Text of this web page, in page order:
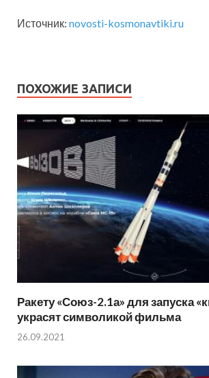
Источник: novosti-kosmonavtiki.ru
ПОХОЖИЕ ЗАПИСИ
Ракету «Союз-2.1а» для запуска
украсят символикой фильма
26.09.2021